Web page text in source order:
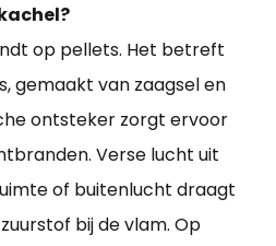
op pellets. Het betreft
gemaakt van zaagsel en
ontsteker zorgt ervoor
Verse lucht uit
of buitenlucht draagt
bij de vlam. Op